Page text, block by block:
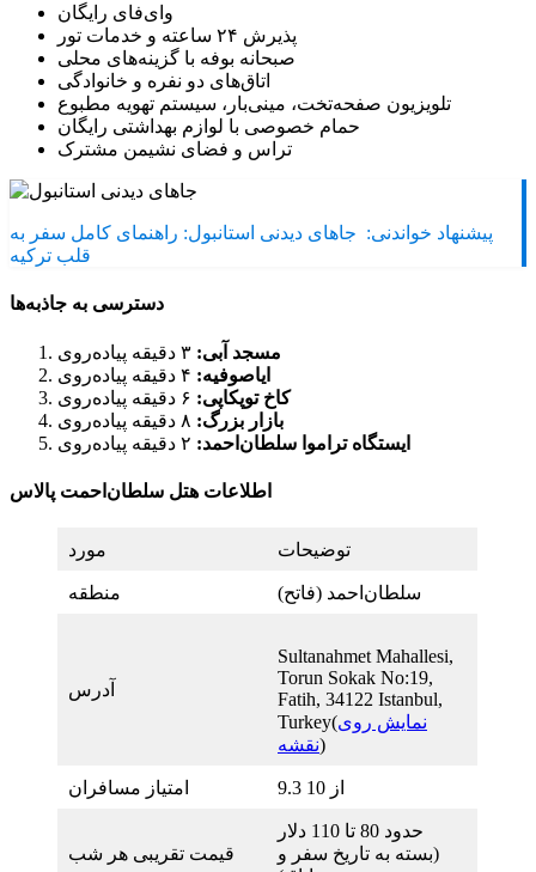
وای‌فای رایگان
پذیرش ۲۴ ساعته و خدمات تور
صبحانه بوفه با گزینه‌های محلی
اتاق‌های دو نفره و خانوادگی
تلویزیون صفحه‌تخت، مینی‌بار، سیستم تهویه مطبوع
حمام خصوصی با لوازم بهداشتی رایگان
تراس و فضای نشیمن مشترک
پیشنهاد خواندنی: جاهای دیدنی استانبول: راهنمای کامل سفر به
قلب ترکیه
دسترسی به جاذبه‌ها
مسجد آبی:
ایاصوفیه:
کاخ توپکاپی:
بازار بزرگ: ۸ دقیقه پیاده‌روی
ایستگاه تراموا سلطان‌احمد:
اطلاعات هتل سلطان‌احمت پالاس
مورد توضیحات
منطقه سلطان‌احمد (فاتح)
آدرس
Sultanahmet Mahallesi,
Torun Sokak No:19,
Fatih, 34122 Istanbul,
Turkey(نمایش روی
نقشه)
امتیاز مسافران 9.3 از 10
قیمت تقریبی هر شب
حدود 80 تا 110 دلار
(بسته به تاریخ سفر و